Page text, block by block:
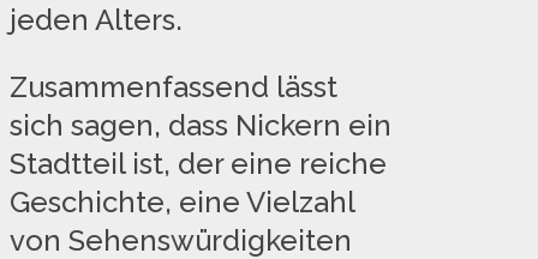
jeden Alters.
Zusammenfassend lässt
sich sagen, dass Nickern ein
Stadtteil ist, der eine reiche
Geschichte, eine Vielzahl
von Sehenswürdigkeiten